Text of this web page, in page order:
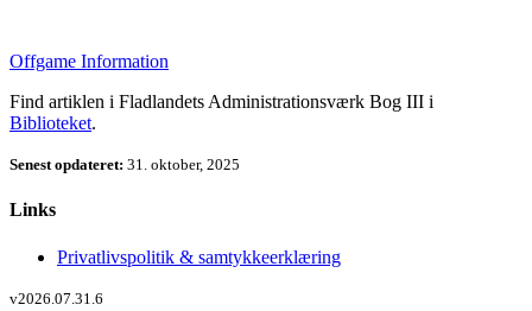
Offgame Information
Find artiklen i Fladlandets Administrationsværk Bog III i
Biblioteket.
Senest opdateret: 31. oktober, 2025
Links
Privatlivspolitik & samtykkeerklæring
v2026.07.31.6